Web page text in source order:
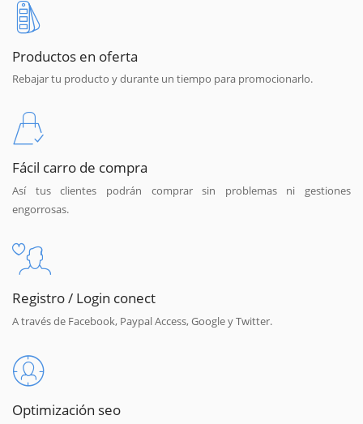
Productos en oferta
Rebajar tu producto y durante un tiempo para promocionarlo.
Fácil carro de compra
Así tus clientes podrán comprar sin problemas ni gestiones
engorrosas.
Registro / Login conect
A través de Facebook, Paypal Access, Google y Twitter.
Optimización seo